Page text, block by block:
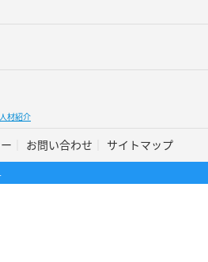
人材紹介
お問い合わせ サイトマップ